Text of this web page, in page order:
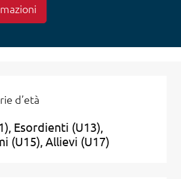
d’età
Esordienti (U13)
(U15) Allievi (U17)